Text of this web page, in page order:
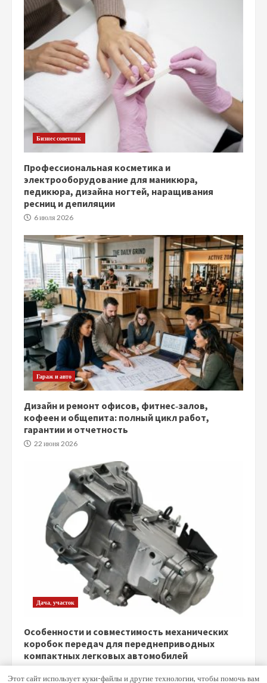
Бизнес советник
Профессиональная косметика и
электрооборудование для маникюра,
педикюра, дизайна ногтей, наращивания
ресниц и депиляции
6 июля 2026
Гараж и авто
Дизайн и ремонт офисов, фитнес‑залов,
кофеен и общепита: полный цикл работ,
гарантии и отчетность
22 июня 2026
Дача, участок
Особенности и совместимость механических
коробок передач для переднеприводных
компактных легковых автомобилей
Этот сайт использует куки-файлы и другие технологии, чтобы помочь вам